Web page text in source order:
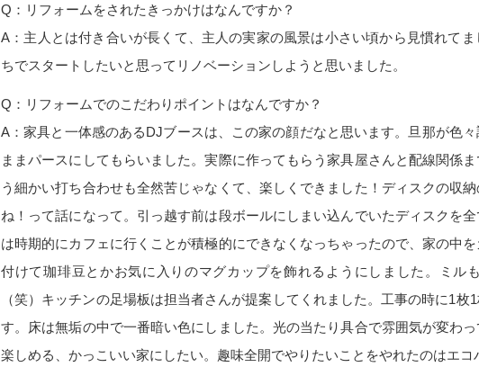
Q：リフォームをされたきっかけはなんですか？
A：主人とは付き合いが長くて、主人の実家の風景は小さい頃から見慣れて
ちでスタートしたいと思ってリノベーションしようと思いました。
Q：リフォームでのこだわりポイントはなんですか？
A：家具と一体感のあるDJブースは、この家の顔だなと思います。旦那が色
ままパースにしてもらいました。実際に作ってもらう家具屋さんと配線関係
う細かい打ち合わせも全然苦じゃなくて、楽しくできました！ディスクの収
ね！って話になって。引っ越す前は段ボールにしまい込んでいたディスクを
は時期的にカフェに行くことが積極的にできなくなっちゃったので、家の中
付けて珈琲豆とかお気に入りのマグカップを飾れるようにしました。ミル
（笑）キッチンの足場板は担当者さんが提案してくれました。工事の時に1
す。床は無垢の中で一番暗い色にしました。光の当たり具合で雰囲気が変わ
楽しめる、かっこいい家にしたい。趣味全開でやりたいことをやれたのはエコ